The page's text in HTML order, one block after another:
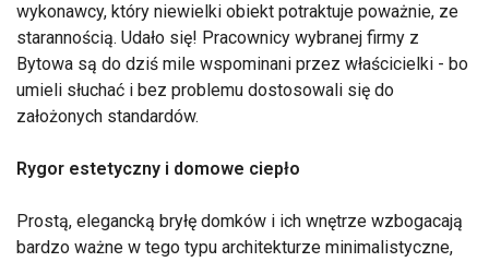
wykonawcy, który niewielki obiekt potraktuje poważnie, ze
starannością. Udało się! Pracownicy wybranej firmy z
Bytowa są do dziś mile wspominani przez właścicielki - bo
umieli słuchać i bez problemu dostosowali się do
założonych standardów.
Rygor estetyczny i domowe ciepło
Prostą, elegancką bryłę domków i ich wnętrze wzbogacają
bardzo ważne w tego typu architekturze minimalistyczne,